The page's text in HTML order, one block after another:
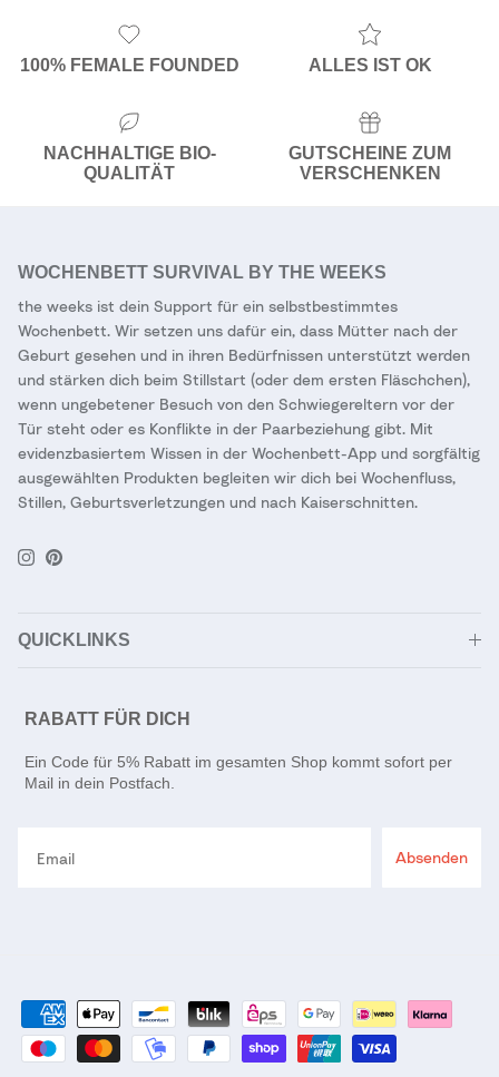
100% FEMALE FOUNDED ALLES IST OK
NACHHALTIGE BIO-
QUALITÄT
GUTSCHEINE ZUM
VERSCHENKEN
WOCHENBETT SURVIVAL BY THE WEEKS
the weeks ist dein Support für ein selbstbestimmtes
Wochenbett. Wir setzen uns dafür ein, dass Mütter nach der
Geburt gesehen und in ihren Bedürfnissen unterstützt werden
und stärken dich beim Stillstart (oder dem ersten Fläschchen),
wenn ungebetener Besuch von den Schwiegereltern vor der
Tür steht oder es Konflikte in der Paarbeziehung gibt. Mit
evidenzbasiertem Wissen in der Wochenbett-App und sorgfältig
ausgewählten Produkten begleiten wir dich bei Wochenfluss,
Stillen, Geburtsverletzungen und nach Kaiserschnitten.
Instagram
Pinterest
QUICKLINKS
RABATT FÜR DICH
Ein Code für 5% Rabatt im gesamten Shop kommt sofort per
Mail in dein Postfach.
Absenden